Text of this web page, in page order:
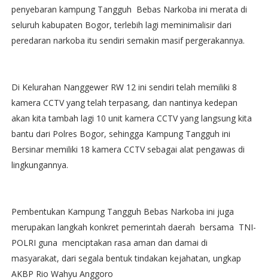
penyebaran kampung Tangguh Bebas Narkoba ini merata di
seluruh kabupaten Bogor, terlebih lagi meminimalisir dari
peredaran narkoba itu sendiri semakin masif pergerakannya.
Di Kelurahan Nanggewer RW 12 ini sendiri telah memiliki 8
kamera CCTV yang telah terpasang, dan nantinya kedepan
akan kita tambah lagi 10 unit kamera CCTV yang langsung kita
bantu dari Polres Bogor, sehingga Kampung Tangguh ini
Bersinar memiliki 18 kamera CCTV sebagai alat pengawas di
lingkungannya.
Pembentukan Kampung Tangguh Bebas Narkoba ini juga
merupakan langkah konkret pemerintah daerah bersama TNI-
POLRI guna menciptakan rasa aman dan damai di
masyarakat, dari segala bentuk tindakan kejahatan, ungkap
AKBP Rio Wahyu Anggoro